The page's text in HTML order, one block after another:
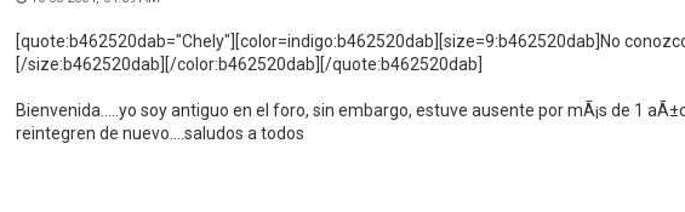
[quote:b462520dab="Chely"][color=indigo:b462520dab][size=9:b462520dab]No
[/size:b462520dab][/color:b462520dab][/quote:b462520dab]
Bienvenida.....yo soy antiguo en el foro, sin embargo, estuve ausente por mÃ¡s de 1
reintegren de nuevo....saludos a todos